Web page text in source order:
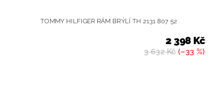
TOMMY HILFIGER RÁM BRÝLÍ TH 2131 807 52
3 632 Kč(–33 %)
2 398 Kč